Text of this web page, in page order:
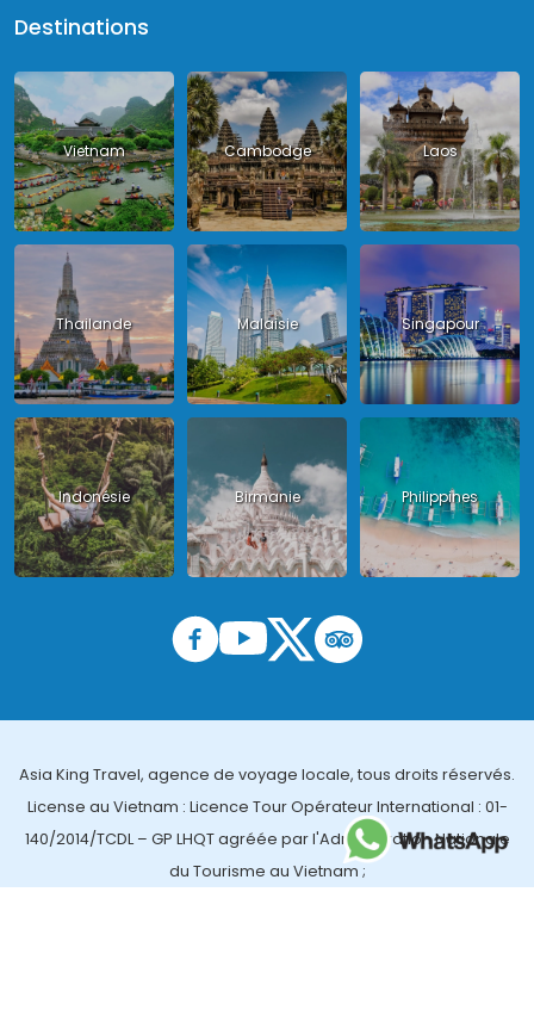
Destinations
Vietnam Cambodge Laos
Thailande Malaisie Singapour
Indonésie Birmanie Philippines
Asia King Travel, agence de voyage locale, tous droits réservés.
License au Vietnam : Licence Tour Opérateur International : 01-
140/2014/TCDL – GP LHQT agréée par l'Administration Nationale
du Tourisme au Vietnam ;